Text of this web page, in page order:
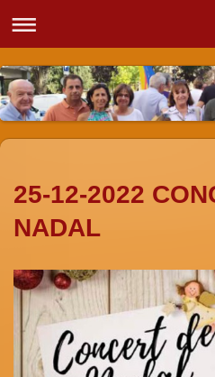
25-12-2022
NADAL